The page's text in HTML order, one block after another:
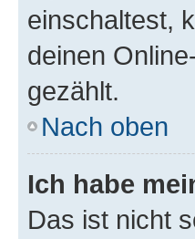
einschaltest,
deinen
gezählt.
Nach oben
Ich habe
Das ist nicht